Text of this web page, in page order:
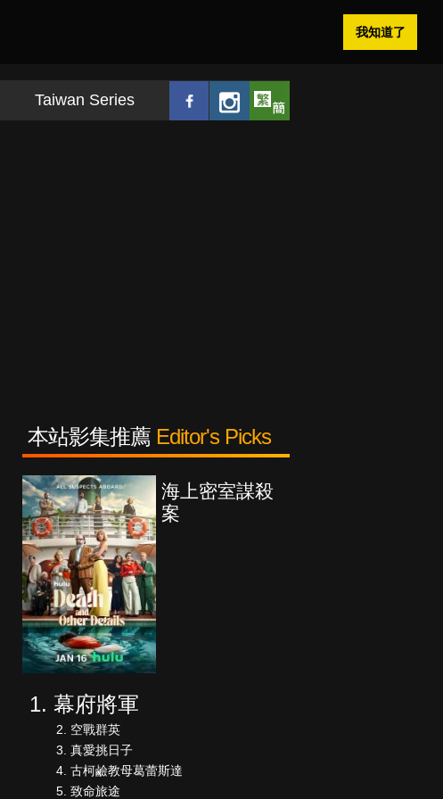
我知道了
Taiwan Series
本站影集推薦 Editor's Picks
海上密室謀殺
案
幕府將軍
空戰群英
真愛挑日子
古柯鹼教母葛蕾斯達
致命旅途